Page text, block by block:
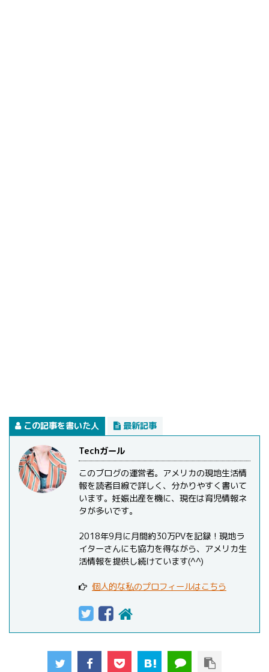
この記事を書いた人 最新記事
Techガール
このブログの運営者。アメリカの現地生活情
報を読者目線で詳しく、分かりやすく書いて
います。妊娠出産を機に、現在は育児情報ネ
タが多いです。
2018年9月に月間約30万PVを記録！現地ラ
イターさんにも協力を得ながら、アメリカ生
活情報を提供し続けています(^^)
個人的な私のプロフィールはこちら